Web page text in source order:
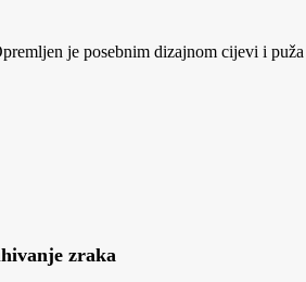
je posebnim dizajnom cijevi i puža
zraka